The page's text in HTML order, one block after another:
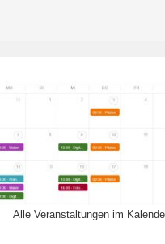
Alle Veranstaltungen im